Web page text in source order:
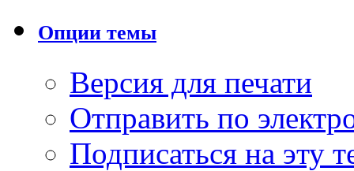
Опции темы
Версия для печати
Отправить по
Подписаться на эту